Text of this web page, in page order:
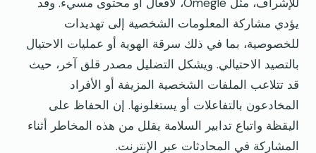
للإشراف، مثل Omegle، لأفعال أو محتوى مسيء. وقد
يؤدي مشاركة المعلومات الشخصية إلى تهديدات
للخصوصية، بما في ذلك سرقة الهوية أو عمليات الاحتيال
بالتصيد الاحتيالي. ويشكل التضليل مصدر قلق آخر، حيث
قد تتلاعب الملفات الشخصية المزيفة أو الأفراد
المخادعون بالتفاعلات أو يستغلونها. إن الحفاظ على
اليقظة واتباع تدابير السلامة يقلل من هذه المخاطر أثناء
المشاركة في المحادثات عبر الإنترنت.